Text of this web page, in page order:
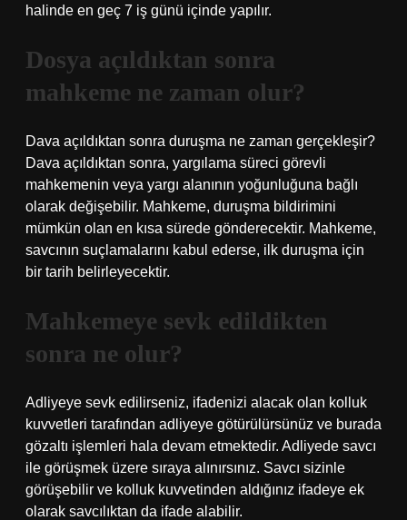
halinde en geç 7 iş günü içinde yapılır.
Dosya açıldıktan sonra
mahkeme ne zaman olur?
Dava açıldıktan sonra duruşma ne zaman gerçekleşir?
Dava açıldıktan sonra, yargılama süreci görevli
mahkemenin veya yargı alanının yoğunluğuna bağlı
olarak değişebilir. Mahkeme, duruşma bildirimini
mümkün olan en kısa sürede gönderecektir. Mahkeme,
savcının suçlamalarını kabul ederse, ilk duruşma için
bir tarih belirleyecektir.
Mahkemeye sevk edildikten
sonra ne olur?
Adliyeye sevk edilirseniz, ifadenizi alacak olan kolluk
kuvvetleri tarafından adliyeye götürülürsünüz ve burada
gözaltı işlemleri hala devam etmektedir. Adliyede savcı
ile görüşmek üzere sıraya alınırsınız. Savcı sizinle
görüşebilir ve kolluk kuvvetinden aldığınız ifadeye ek
olarak savcılıktan da ifade alabilir.